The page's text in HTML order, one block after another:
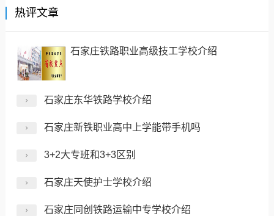
热评文章
石家庄铁路职业高级技工学校介绍
石家庄东华铁路学校介绍
石家庄新铁职业高中上学能带手机吗
3+2大专班和3+3区别
石家庄天使护士学校介绍
石家庄同创铁路运输中专学校介绍